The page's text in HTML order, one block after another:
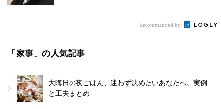
Recommended by
「家事」の人気記事
大晦日の夜ごはん、迷わず決めたいあなたへ。実例
と工夫まとめ